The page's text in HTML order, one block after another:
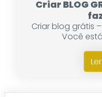
Criar BLOG
Criar blog grátis
Você